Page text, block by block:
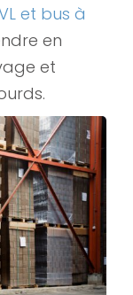
et bus à
en
et